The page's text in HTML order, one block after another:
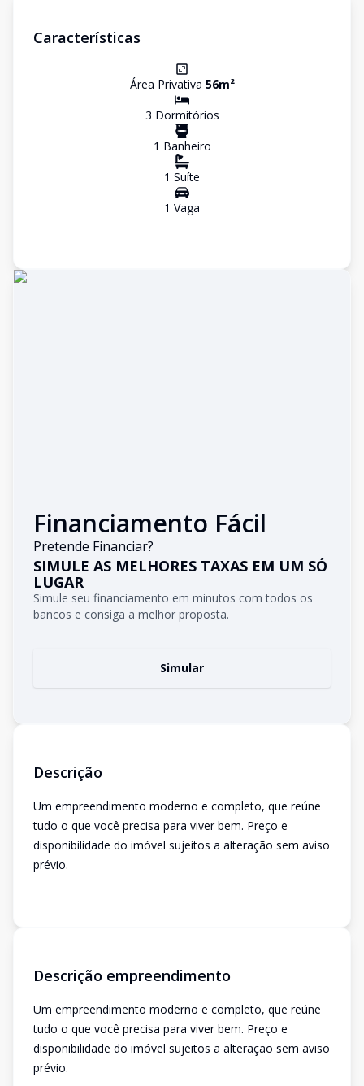
Características
Área Privativa 56m²
3 Dormitórios
1 Banheiro
1 Suíte
1 Vaga
Financiamento Fácil
Pretende Financiar?
SIMULE AS MELHORES TAXAS EM UM SÓ
LUGAR
Simule seu financiamento em minutos com todos os
bancos e consiga a melhor proposta.
Simular
Descrição
Um empreendimento moderno e completo, que reúne
tudo o que você precisa para viver bem. Preço e
disponibilidade do imóvel sujeitos a alteração sem aviso
prévio.
Descrição empreendimento
Um empreendimento moderno e completo, que reúne
tudo o que você precisa para viver bem. Preço e
disponibilidade do imóvel sujeitos a alteração sem aviso
prévio.